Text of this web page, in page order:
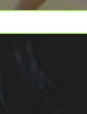
qui combine